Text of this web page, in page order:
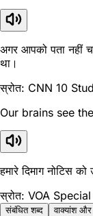
अगर आपको पता नहीं
था।
स्रोत: CNN 10
Our brains see
हमारे दिमाग नोटिस
स्रोत: VOA
संबंधित शब्द वाक्यांश